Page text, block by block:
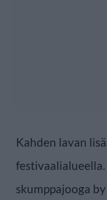
Kahden lavan
skumppajooga